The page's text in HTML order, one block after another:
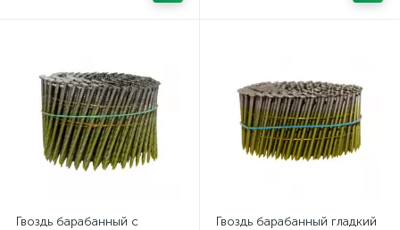
Гвоздь барабанный c
Гвоздь барабанный гладкий